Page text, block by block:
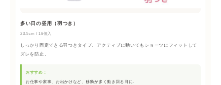
多い日の昼用（羽つき）
23.5cm / 16個入
しっかり固定できる羽つきタイプ。アクティブに動いてもショーツにフィットして
ズレを防止。
おすすめ：
お仕事や家事、お出かけなど、移動が多く動き回る日に.